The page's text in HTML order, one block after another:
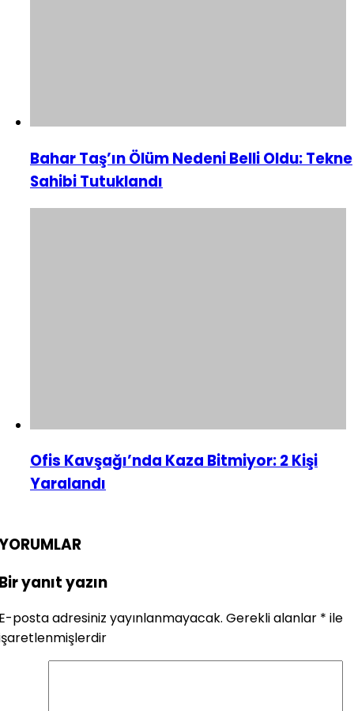
Bahar Taş’ın Ölüm Nedeni Belli Oldu: Tekne
Sahibi Tutuklandı
Ofis Kavşağı’nda Kaza Bitmiyor: 2 Kişi
Yaralandı
yanıt yazın
posta adresiniz yayınlanmayacak. Gerekli alanlar * ile